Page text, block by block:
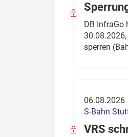
DB InfraGo
sperren
06.08.2026
S-Bahn
VRS